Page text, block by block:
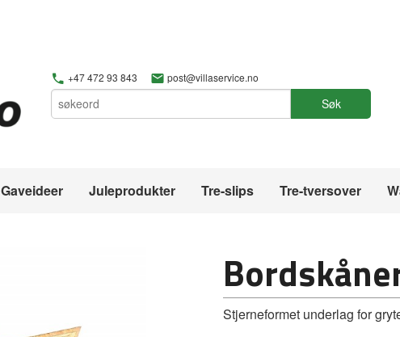
+47 472 93 843 post@villaservice.no
Søk
Gaveideer Juleprodukter Tre-slips Tre-tversover
Stjerneformet underlag for